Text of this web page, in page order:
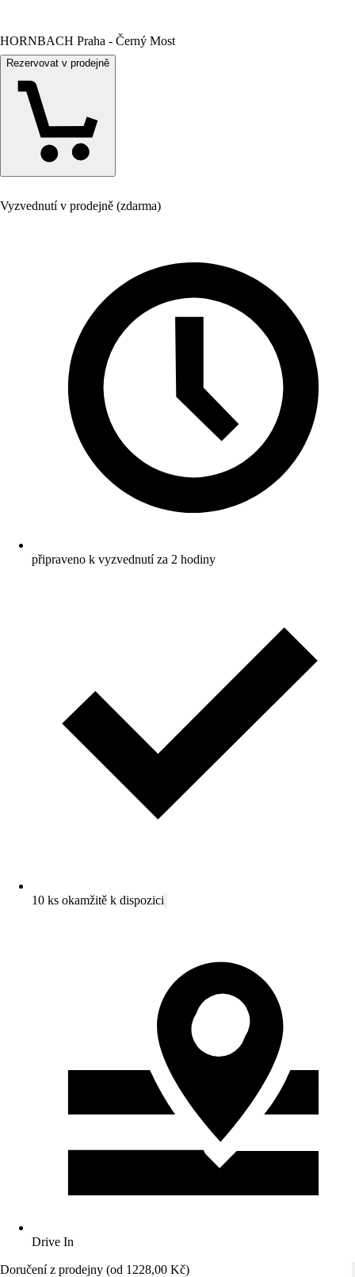
HORNBACH Praha - Černý Most
Rezervovat v prodejně
Vyzvednutí v prodejně (zdarma)
připraveno k vyzvednutí za 2 hodiny
10 ks okamžitě k dispozici
Drive In
Doručení z prodejny (od 1228,00 Kč)